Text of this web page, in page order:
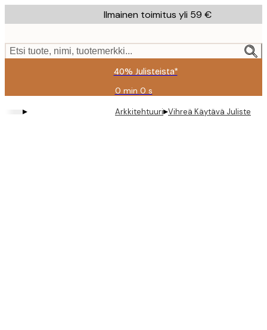
to
content.
Ilmainen toimitus yli 59 €
Etsi tuote, nimi, tuotemerkki...
40% Julisteista*
0 min 0 s
Voimassa
asti:
2026-
▸ Arkkitehtuuri▸Vihreä Käytävä Juliste